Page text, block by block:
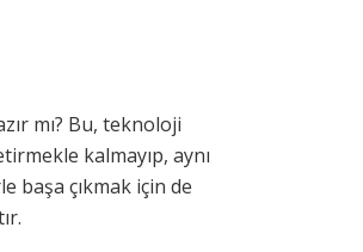
mı? Bu, teknoloji
kalmayıp, aynı
başa çıkmak için de